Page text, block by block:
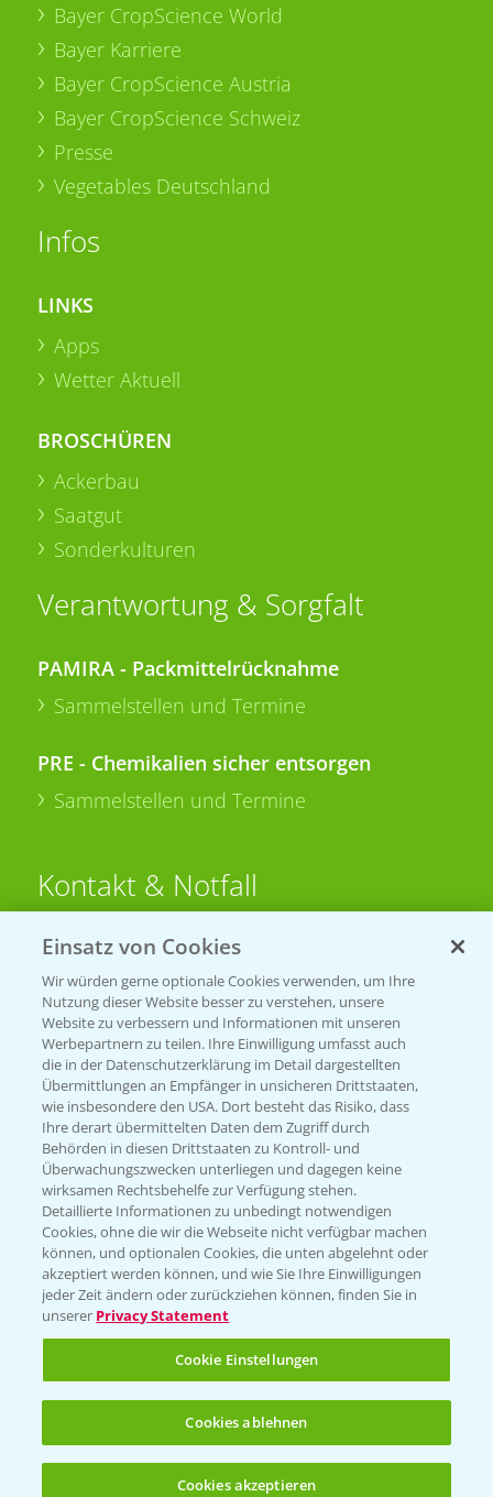
Bayer CropScience World
Bayer Karriere
Bayer CropScience Austria
Bayer CropScience Schweiz
Presse
Vegetables Deutschland
Infos
LINKS
Apps
Wetter Aktuell
BROSCHÜREN
Ackerbau
Saatgut
Sonderkulturen
Verantwortung & Sorgfalt
PAMIRA - Packmittelrücknahme
Sammelstellen und Termine
PRE - Chemikalien sicher entsorgen
Sammelstellen und Termine
Kontakt & Notfall
Beratung auf WhatsApp
T.+49 (0)174 346 564 1
KONTAKT
Hilfe in Notfällen
T.+49 (0)214/30-20220
Folgen Sie uns
Einsatz von Cookies
Wir würden gerne optionale Cookies verwenden, um Ihre
Nutzung dieser Website besser zu verstehen, unsere
Website zu verbessern und Informationen mit unseren
Werbepartnern zu teilen. Ihre Einwilligung umfasst auch
die in der Datenschutzerklärung im Detail dargestellten
Übermittlungen an Empfänger in unsicheren Drittstaaten,
wie insbesondere den USA. Dort besteht das Risiko, dass
Ihre derart übermittelten Daten dem Zugriff durch
Behörden in diesen Drittstaaten zu Kontroll- und
Überwachungszwecken unterliegen und dagegen keine
wirksamen Rechtsbehelfe zur Verfügung stehen.
Detaillierte Informationen zu unbedingt notwendigen
Cookies, ohne die wir die Webseite nicht verfügbar machen
können, und optionalen Cookies, die unten abgelehnt oder
akzeptiert werden können, und wie Sie Ihre Einwilligungen
jeder Zeit ändern oder zurückziehen können, finden Sie in
unserer Privacy Statement
Cookie Einstellungen
Cookies ablehnen
Cookies akzeptieren